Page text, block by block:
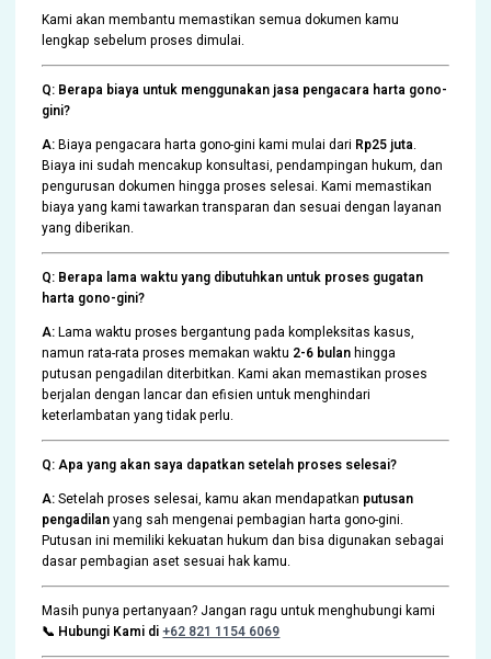
Kami akan membantu memastikan semua dokumen kamu
lengkap sebelum proses dimulai.
Q: Berapa biaya untuk menggunakan jasa pengacara harta gono-
gini?
A:Biaya pengacara harta gono-gini kami mulai dari Rp25 juta.
Biaya ini sudah mencakup konsultasi, pendampingan hukum, dan
pengurusan dokumen hingga proses selesai. Kami memastikan
biaya yang kami tawarkan transparan dan sesuai dengan layanan
yang diberikan.
Q: Berapa lama waktu yang dibutuhkan untuk proses gugatan
harta gono-gini?
A:Lama waktu proses bergantung pada kompleksitas kasus,
namun rata-rata proses memakan waktu 2-6 bulanhingga
putusan pengadilan diterbitkan. Kami akan memastikan proses
berjalan dengan lancar dan efisien untuk menghindari
keterlambatan yang tidak perlu.
Q: Apa yang akan saya dapatkan setelah proses selesai?
A:Setelah proses selesai, kamu akan mendapatkan putusan
pengadilanyang sah mengenai pembagian harta gono-gini.
Putusan ini memiliki kekuatan hukum dan bisa digunakan sebagai
dasar pembagian aset sesuai hak kamu.
Masih punya pertanyaan? Jangan ragu untuk menghubungi kami
📞 Hubungi Kami di+62 821 1154 6069